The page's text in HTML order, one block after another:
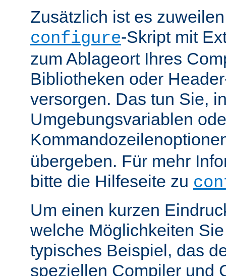
Zusätzlich ist es
configure-Skript mit
zum Ablageort Ihres
Bibliotheken oder
versorgen. Das tun Sie,
Umgebungsvariablen
übergeben. Für mehr
bitte die Hilfeseite zu
Um einen kurzen
welche Möglichkeiten
typisches Beispiel, das
speziellen Compiler und